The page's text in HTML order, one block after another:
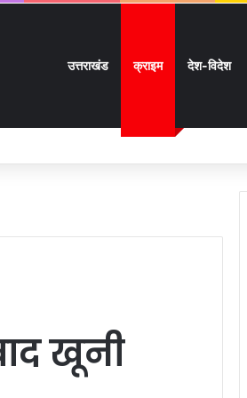
उत्तराखंड क्राइम देश-विदेश
खूनी